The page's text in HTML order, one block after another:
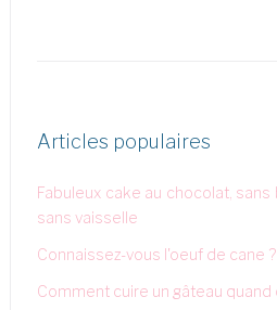
Articles populaires
Fabuleux cake au chocolat,
sans vaisselle
Connaissez-vous l'oeuf de cane ?
Comment cuire un gâteau quand